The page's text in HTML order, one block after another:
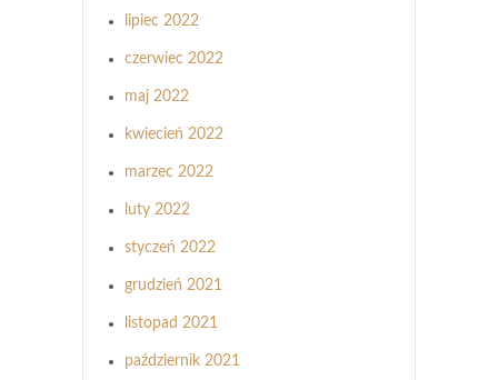
lipiec 2022
czerwiec 2022
maj 2022
kwiecień 2022
marzec 2022
luty 2022
styczeń 2022
grudzień 2021
listopad 2021
październik 2021